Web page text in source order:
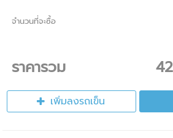
จำนวนที่จะซื้อ
ราคารวม
เพิ่มลงรถเข็น